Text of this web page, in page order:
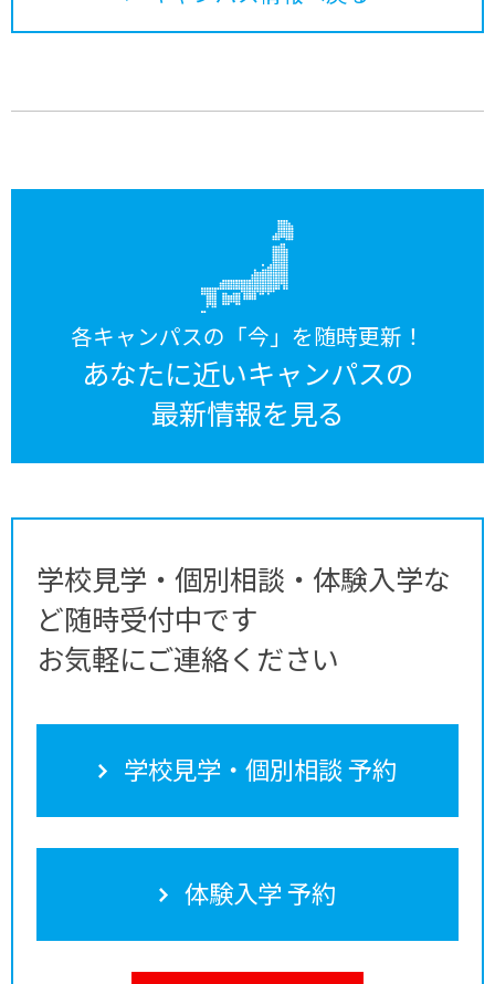
各キャンパスの「今」を随時更新！
あなたに近いキャンパスの
最新情報を見る
学校見学・個別相談・体験入学な
ど随時受付中です
お気軽にご連絡ください
学校見学・個別相談 予約
体験入学 予約